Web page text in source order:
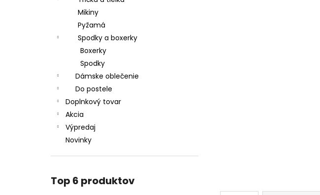
Mikiny
Pyžamá
Spodky a boxerky
Boxerky
Spodky
Dámske oblečenie
Do postele
Doplnkový tovar
Akcia
Výpredaj
Novinky
Top 6 produktov